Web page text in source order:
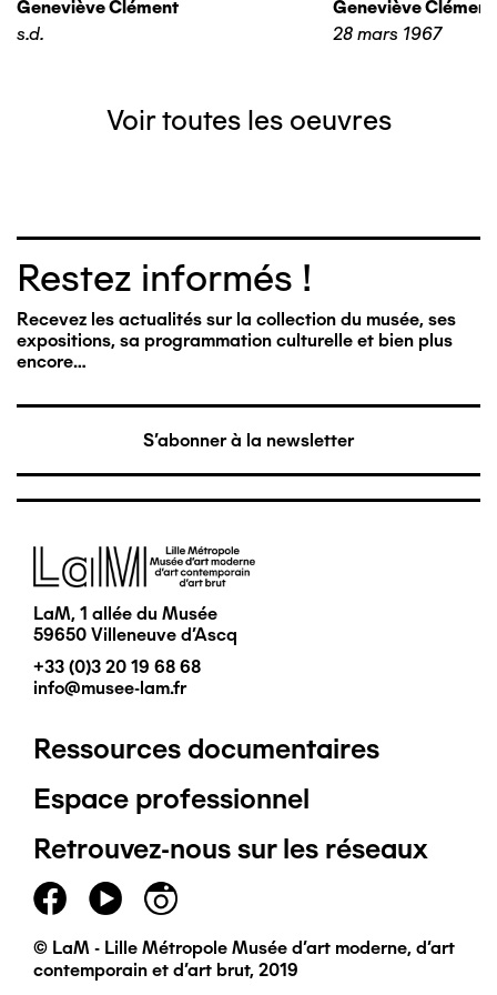
Geneviève Clément
s.d.
Geneviève Clément
28 mars 1967
Voir toutes les oeuvres
Restez informés !
Recevez les actualités sur la collection du musée, ses
expositions, sa programmation culturelle et bien plus
encore…
S'abonner à la newsletter
Image
LaM, 1 allée du Musée
59650 Villeneuve d'Ascq
+33 (0)3 20 19 68 68
info@musee-lam.fr
Pied
de
page
principal
Ressources documentaires
Espace professionnel
Retrouvez-nous sur les réseaux
© LaM - Lille Métropole Musée d'art moderne, d'art
contemporain et d'art brut, 2019